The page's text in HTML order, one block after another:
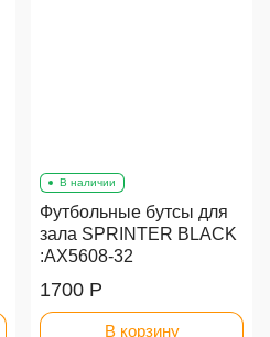
В наличии
Футбольные бутсы для
зала SPRINTER BLACK
:AX5608-32
1700 Р
В корзину